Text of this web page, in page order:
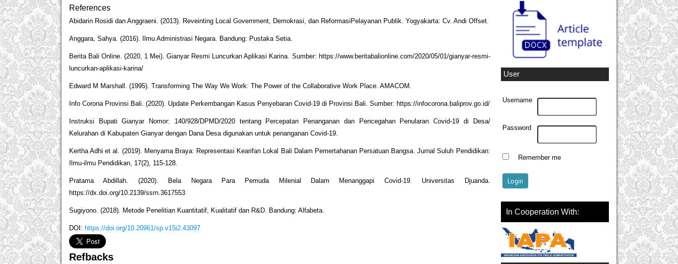
User
Username
Password
Remember me
In Cooperation With:
References
Abidarin Rosidi dan Anggraeni. (2013). Reveinting Local Government, Demokrasi, dan ReformasiPelayanan Publik. Yogyakarta: Cv. Andi Offset.
Anggara, Sahya. (2016). Ilmu Administrasi Negara. Bandung: Pustaka Setia.
Berita Bali Online. (2020, 1 Mei). Gianyar Resmi Luncurkan Aplikasi Karina. Sumber: https://www.beritabalionline.com/2020/05/01/gianyar-resmi-
luncurkan-aplikasi-karina/
Edward M Marshall. (1995). Transforming The Way We Work: The Power of the Collaborative Work Place. AMACOM.
Info Corona Provinsi Bali. (2020). Update Perkembangan Kasus Penyebaran Covid-19 di Provinsi Bali. Sumber: https://infocorona.baliprov.go.id/
Instruksi Bupati Gianyar Nomor: 140/928/DPMD/2020 tentang Percepatan Penanganan dan Pencegahan Penularan Covid-19 di Desa/
Kelurahan di Kabupaten Gianyar dengan Dana Desa digunakan untuk penanganan Covid-19.
Kertha Adhi et al. (2019). Menyama Braya: Representasi Kearifan Lokal Bali Dalam Pemertahanan Persatuan Bangsa. Jurnal Suluh Pendidikan:
Ilmu-ilmu Pendidikan, 17(2), 115-128.
Pratama Abdillah. (2020). Bela Negara Para Pemuda Milenial Dalam Menanggapi Covid-19. Universitas Djuanda.
https://dx.doi.org/10.2139/ssrn.3617553
Sugiyono. (2018). Metode Penelitian Kuantitatif, Kualitatif dan R&D. Bandung: Alfabeta.
DOI: https://doi.org/10.20961/sp.v15i2.43097
Refbacks